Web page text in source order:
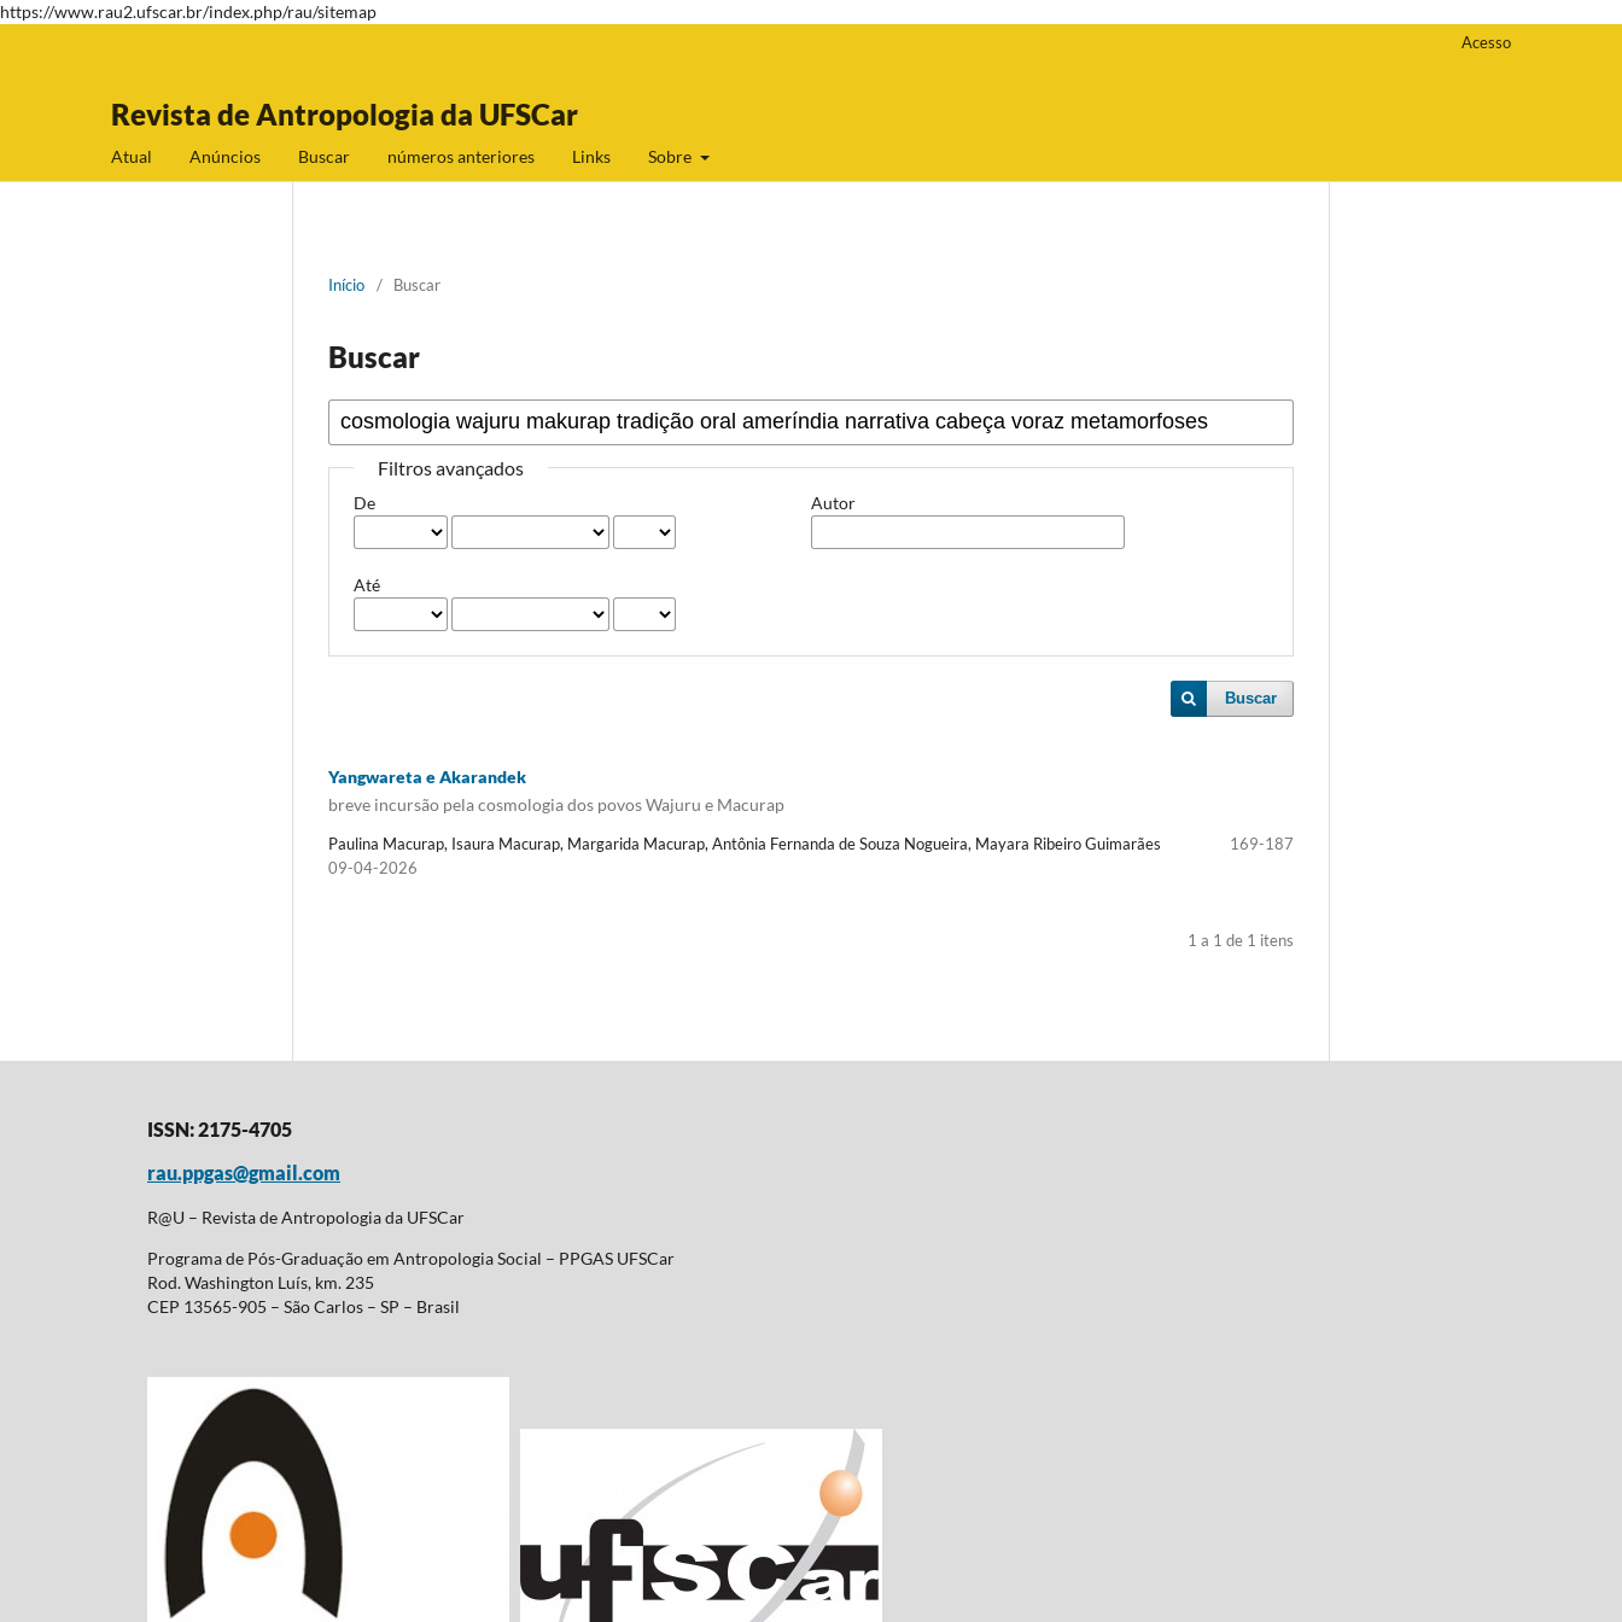
https://www.rau2.ufscar.br/index.php/rau/sitemap
Revista de Antropologia da UFSCar
Atual Anúncios Buscar números anteriores Links Sobre
Acesso
Início / Buscar
Buscar
Filtros avançados
De
Até
Autor
Buscar
Yangwareta e Akarandek
breve incursão pela cosmologia dos povos Wajuru e Macurap
Paulina Macurap, Isaura Macurap, Margarida Macurap, Antônia Fernanda de Souza Nogueira, Mayara Ribeiro Guimarães
169-187
09-04-2026
1 a 1 de 1 itens
ISSN: 2175-4705
rau.ppgas@gmail.com
R@U – Revista de Antropologia da UFSCar
Programa de Pós-Graduação em Antropologia Social – PPGAS UFSCar
Rod. Washington Luís, km. 235
CEP 13565-905 – São Carlos – SP – Brasil